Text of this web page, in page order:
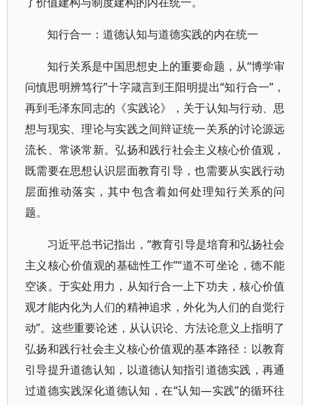
知行合一：道德认知与道德实践的内在统一
知行关系是中国思想史上的重要命题，从“博学审
问慎思明辨笃行”十字箴言到王阳明提出“知行合一”，
再到毛泽东同志的《实践论》，关于认知与行动、思
想与现实、理论与实践之间辩证统一关系的讨论源远
流长、常谈常新。弘扬和践行社会主义核心价值观，
既需要在思想认识层面教育引导，也需要从实践行动
层面推动落实，其中包含着如何处理知行关系的问
题。
习近平总书记指出，“教育引导是培育和弘扬社会
主义核心价值观的基础性工作”“道不可坐论，德不能
空谈。于实处用力，从知行合一上下功夫，核心价值
观才能内化为人们的精神追求，外化为人们的自觉行
动”。这些重要论述，从认识论、方法论意义上指明了
弘扬和践行社会主义核心价值观的基本路径：以教育
引导提升道德认知，以道德认知指引道德实践，再通
过道德实践深化道德认知，在“认知—实践”的循环往